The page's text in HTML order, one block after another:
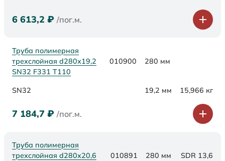
6 613,2 ₽ /пог.м.
Труба полимерная
трехслойная d280х19,2
SN32 F331 Т110
010900 280 мм
SN32 19,2 мм 15,966 кг
7 184,7 ₽ /пог.м.
Труба полимерная
трехслойная d280x20,6
010891 280 мм SDR 13,6